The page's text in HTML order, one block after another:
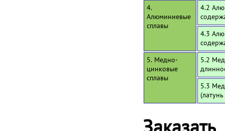
4.
Алюминиевые
сплавы
4.2
4.3
5. Медно-
цинковые
сплавы
5.2
5.3